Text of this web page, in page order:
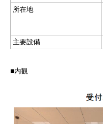
所在地
主要設備
■内観